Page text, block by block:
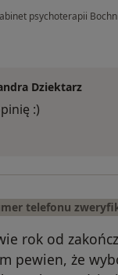
psychoterapii
Dziektarz
:)
telefonu
rok od
pewien, że